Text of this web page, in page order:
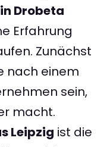
Drobeta
Erfahrung
Zunächst
nach einem
sein,
macht.
Leipzig ist die